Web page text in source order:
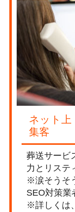
ネット上
集客
葬送サービ
力とリステ
※涙そうそ
SEO対策業
※詳しくは